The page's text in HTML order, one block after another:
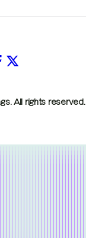
All rights reserved.